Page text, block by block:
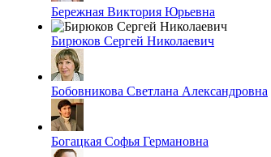
Бережная Виктория Юрьевна
Бирюков Сергей Николаевич
Бобовникова Светлана Александровна
Богацкая Софья Германовна